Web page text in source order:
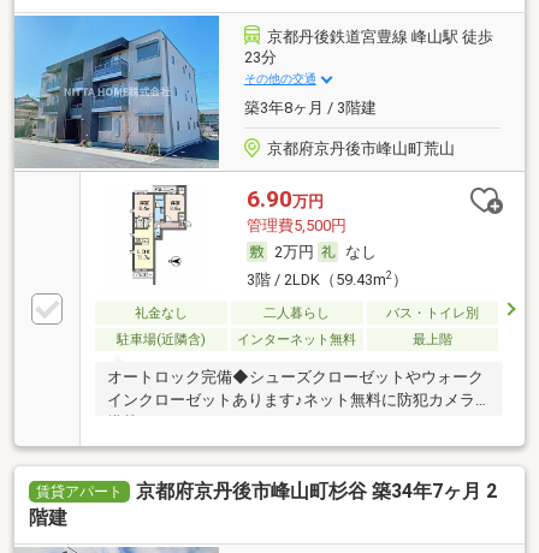
京都丹後鉄道宮豊線 峰山駅 徒歩
23分
その他の交通
築3年8ヶ月 / 3階建
京都府京丹後市峰山町荒山
6.90万円
管理費5,500円
2万円
なし
3階 / 2LDK（59.43m2）
礼金なし 二人暮らし
バス・トイレ別
駐車場(近隣含)
インターネット無料 最上階
オートロック完備◆シューズクローゼットやウォーク
インクローゼットあります♪ネット無料に防犯カメラ
賃貸アパート
京都府京丹後市峰山町杉谷 築34年7ヶ月 2
階建